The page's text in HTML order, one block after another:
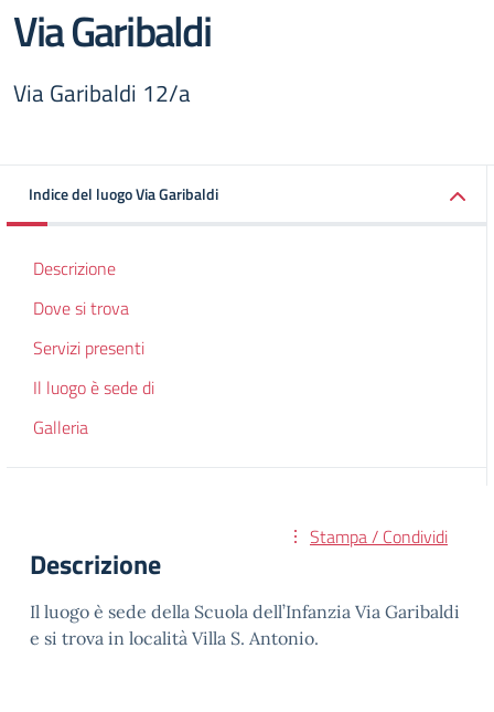
Via Garibaldi
Via Garibaldi 12/a
Indice del luogo Via Garibaldi
Descrizione
Dove si trova
Servizi presenti
Il luogo è sede di
Galleria
Stampa / Condividi
Descrizione
Il luogo è sede della Scuola dell’Infanzia Via Garibaldi
e si trova in località Villa S. Antonio.